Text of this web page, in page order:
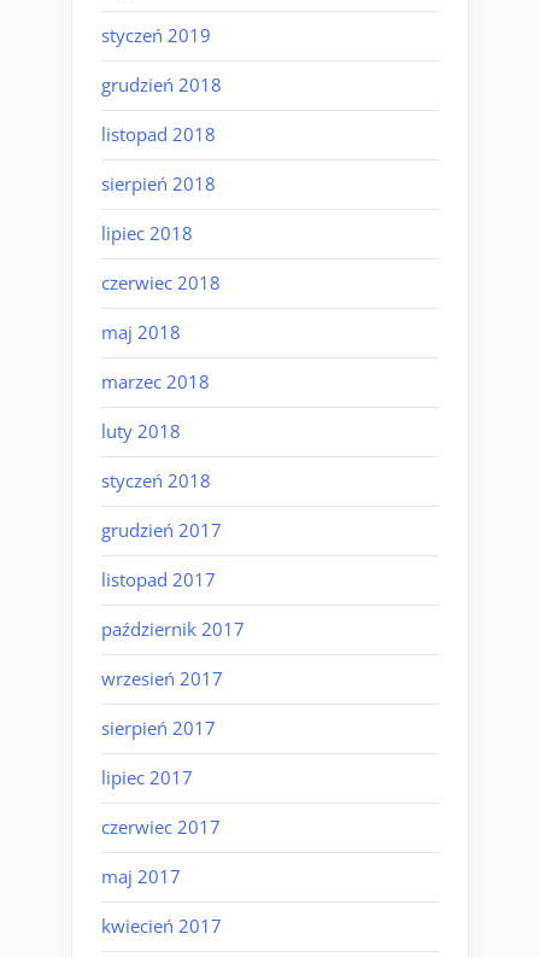
styczeń 2019
grudzień 2018
listopad 2018
sierpień 2018
lipiec 2018
czerwiec 2018
maj 2018
marzec 2018
luty 2018
styczeń 2018
grudzień 2017
listopad 2017
październik 2017
wrzesień 2017
sierpień 2017
lipiec 2017
czerwiec 2017
maj 2017
kwiecień 2017